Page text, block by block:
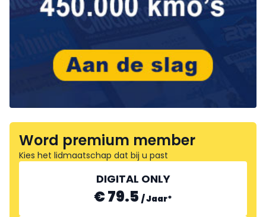
Word premium member
Kies het lidmaatschap dat bij u past
DIGITAL ONLY
€ 79.5 /Jaar*